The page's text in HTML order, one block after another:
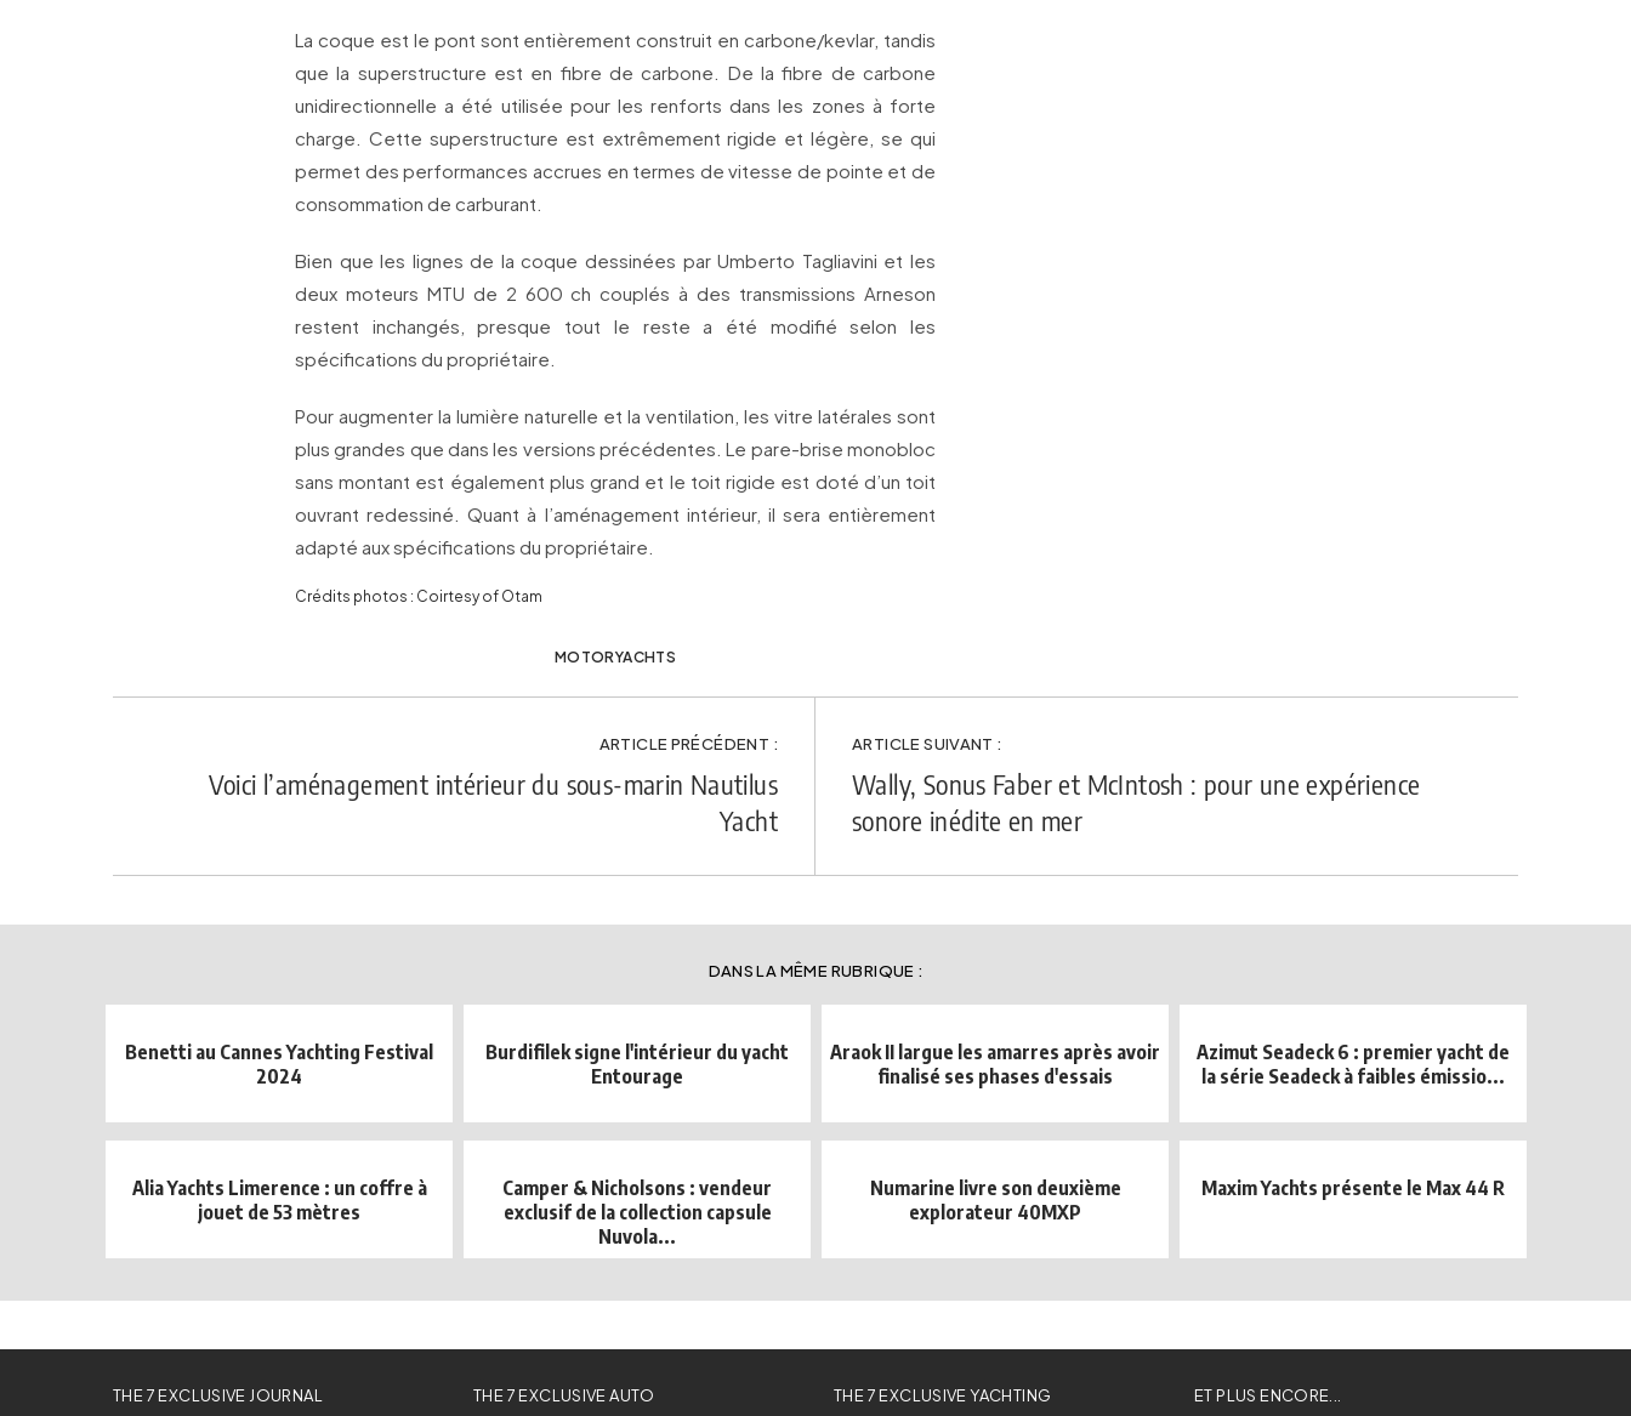
La coque est le pont sont entièrement construit en carbone/kevlar, tandis
que la superstructure est en fibre de carbone. De la fibre de carbone
unidirectionnelle a été utilisée pour les renforts dans les zones à forte
charge. Cette superstructure est extrêmement rigide et légère, se qui
permet des performances accrues en termes de vitesse de pointe et de
consommation de carburant.
Bien que les lignes de la coque dessinées par Umberto Tagliavini et les
deux moteurs MTU de 2 600 ch couplés à des transmissions Arneson
restent inchangés, presque tout le reste a été modifié selon les
spécifications du propriétaire.
Pour augmenter la lumière naturelle et la ventilation, les vitre latérales sont
plus grandes que dans les versions précédentes. Le pare-brise monobloc
sans montant est également plus grand et le toit rigide est doté d’un toit
ouvrant redessiné. Quant à l’aménagement intérieur, il sera entièrement
adapté aux spécifications du propriétaire.
Crédits photos : Coirtesy of Otam
MOTORYACHTS
ARTICLE PRÉCÉDENT :
Voici l’aménagement intérieur du sous-marin Nautilus
Yacht
ARTICLE SUIVANT :
Wally, Sonus Faber et McIntosh : pour une expérience
sonore inédite en mer
DANS LA MÊME RUBRIQUE :
Benetti au Cannes Yachting Festival
2024
Burdifilek signe l'intérieur du yacht
Entourage
Araok II largue les amarres après avoir
finalisé ses phases d'essais
Azimut Seadeck 6 : premier yacht de
la série Seadeck à faibles émissio...
Alia Yachts Limerence : un coffre à
jouet de 53 mètres
Camper & Nicholsons : vendeur
exclusif de la collection capsule
Nuvola...
Numarine livre son deuxième
explorateur 40MXP
Maxim Yachts présente le Max 44 R
THE 7 EXCLUSIVE JOURNAL THE 7 EXCLUSIVE AUTO THE 7 EXCLUSIVE YACHTING ET PLUS ENCORE...